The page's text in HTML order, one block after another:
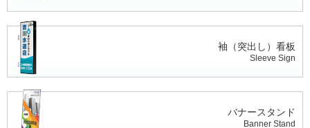
袖（突出し）看板
Sleeve Sign
バナースタンド
Banner Stand